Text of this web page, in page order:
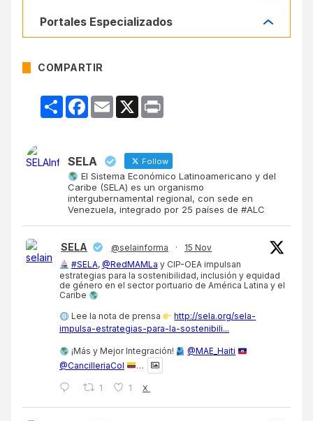
Enlaces
Portales Especializados
COMPARTIR
CompartirFacebook
Email X
SELA Follow
El Sistema Económico Latinoamericano y del
Caribe (SELA) es un organismo
intergubernamental regional, con sede en
Venezuela, integrado por 25 países de #ALC
SELA @selainforma ·
15 Nov
#SELA, @RedMAMLa y CIP-OEA impulsan
estrategias para la sostenibilidad, inclusión y equidad
de género en el sector portuario de América Latina y el
Caribe
Lee la nota de prensa
http://sela.org/sela-
impulsa-estrategias-para-la-sostenibili...
¡Más y Mejor Integración!
@MAE_Haiti
@CancilleriaCol
…
1 1 X